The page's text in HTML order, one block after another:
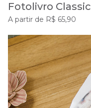
Fotolivro Classic
A partir de R$ 65,90